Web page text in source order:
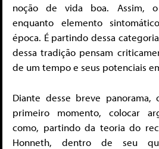
noção de vida boa. Assim, o
enquanto elemento
época. É partindo dessa
dessa tradição pensam
de um tempo e seus potenciais
Diante desse breve panorama,
primeiro momento, colocar
como, partindo da teoria do
Honneth, dentro de seu